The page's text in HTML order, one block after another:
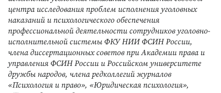
центра исследования проблем исполнения уголовных
наказаний и психологического обеспечения
профессиональной деятельности сотрудников уголовно-
исполнительной системы ФКУ НИИ ФСИН России,
члена диссертационных советов при Академии права и
управления ФСИН России и Российском университете
дружбы народов, члена редколлегий журналов
«Психология и право», «Юридическая психология»,